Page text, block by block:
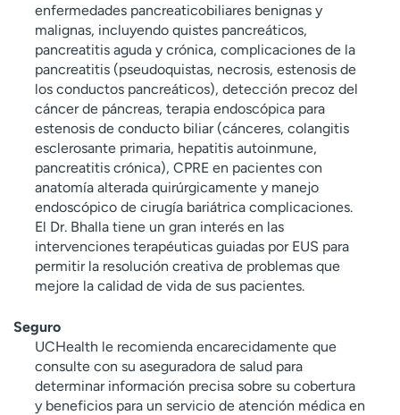
enfermedades pancreaticobiliares benignas y
malignas, incluyendo quistes pancreáticos,
pancreatitis aguda y crónica, complicaciones de la
pancreatitis (pseudoquistas, necrosis, estenosis de
los conductos pancreáticos), detección precoz del
cáncer de páncreas, terapia endoscópica para
estenosis de conducto biliar (cánceres, colangitis
esclerosante primaria, hepatitis autoinmune,
pancreatitis crónica), CPRE en pacientes con
anatomía alterada quirúrgicamente y manejo
endoscópico de cirugía bariátrica complicaciones.
El Dr. Bhalla tiene un gran interés en las
intervenciones terapéuticas guiadas por EUS para
permitir la resolución creativa de problemas que
mejore la calidad de vida de sus pacientes.
Seguro
UCHealth le recomienda encarecidamente que
consulte con su aseguradora de salud para
determinar información precisa sobre su cobertura
y beneficios para un servicio de atención médica en